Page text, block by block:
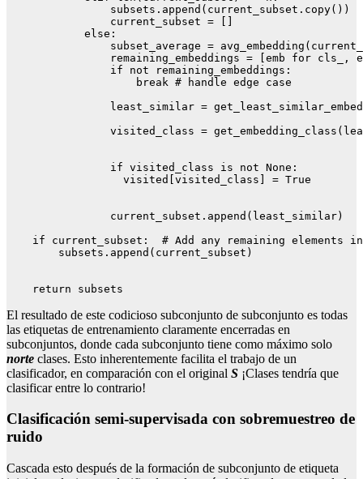
                subsets.append(current_subset.copy())
                current_subset = []
            else:
subset_average =
remaining_embeddings = [emb for cls_,
                if not remaining_embeddings:
                    break # handle edge case
least_similar =
visited_class =
                if visited_class is not None:
                  visited[visited_class] = True
                current_subset.append(least_similar)
if current_subset:  # Add any remaining elements
        subsets.append(current_subset)
    return subsets
El resultado de este codicioso subconjunto de subconjunto es todas
las etiquetas de entrenamiento claramente encerradas en
subconjuntos, donde cada subconjunto tiene como máximo solo
norte clases. Esto inherentemente facilita el trabajo de un
clasificador, en comparación con el original S ¡Clases tendría que
clasificar entre lo contrario!
Clasificación semi-supervisada con sobremuestreo de
ruido
Cascada esto después de la formación de subconjunto de etiqueta